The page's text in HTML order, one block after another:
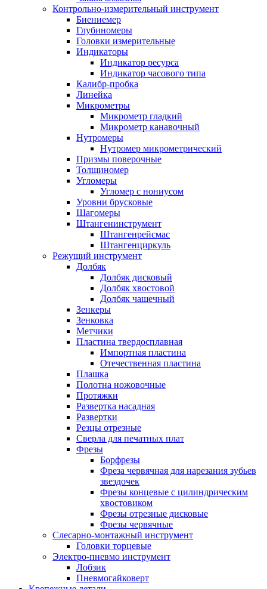
Контрольно-измерительный инструмент
Биениемер
Глубиномеры
Головки измерительные
Индикаторы
Индикатор ресурса
Индикатор часового типа
Калибр-пробка
Линейка
Микрометры
Микрометр гладкий
Микрометр канавочный
Нутромеры
Нутромер микрометрический
Призмы поверочные
Толщиномер
Угломеры
Угломер с нониусом
Уровни брусковые
Шагомеры
Штангенинструмент
Штангенрейсмас
Штангенциркуль
Режущий инструмент
Долбяк
Долбяк дисковый
Долбяк хвостовой
Долбяк чашечный
Зенкеры
Зенковка
Метчики
Пластина твердосплавная
Импортная пластина
Отечественная пластина
Плашка
Полотна ножовочные
Протяжки
Развертка насадная
Развертки
Резцы отрезные
Сверла для печатных плат
Фрезы
Борфрезы
Фреза червячная для нарезания зубьев
звездочек
Фрезы концевые с цилиндрическим
хвостовиком
Фрезы отрезные дисковые
Фрезы червячные
Слесарно-монтажный инструмент
Головки торцевые
Электро-пневмо инструмент
Лобзик
Пневмогайковерт